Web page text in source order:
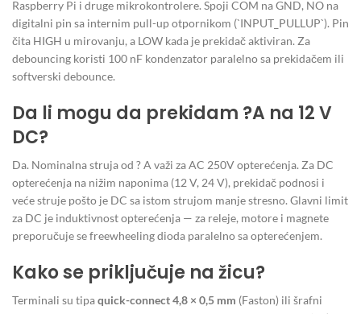
Raspberry Pi i druge mikrokontrolere. Spoji COM na GND, NO na
digitalni pin sa internim pull-up otpornikom (`INPUT_PULLUP`). Pin
čita HIGH u mirovanju, a LOW kada je prekidač aktiviran. Za
debouncing koristi 100 nF kondenzator paralelno sa prekidačem ili
softverski debounce.
Da li mogu da prekidam ?A na 12 V
DC?
Da. Nominalna struja od ? A važi za AC 250V opterećenja. Za DC
opterećenja na nižim naponima (12 V, 24 V), prekidač podnosi i
veće struje pošto je DC sa istom strujom manje stresno. Glavni limit
za DC je induktivnost opterećenja — za releje, motore i magnete
preporučuje se freewheeling dioda paralelno sa opterećenjem.
Kako se priključuje na žicu?
Terminali su tipaquick-connect 4,8 × 0,5 mm (Faston) ili šrafni